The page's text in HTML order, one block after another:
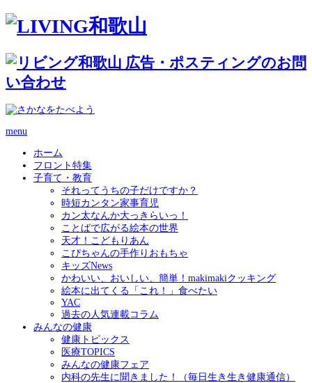
menu
ホーム
フロント特集
子育て・教育
それってうちの子だけですか？
時短カンタン家事育児
カン太なんか大っきらいっ！
ことばで広がる絵本の世界
天才！こどもりあん
こぴちゃんの手作りおもちゃ
キッズNews
かわいい、おいしい、簡単！makimakiクッキング
絵本に出てくる「これ！」食べたい
YAC
過去の人気連載コラム
みんなの健康
健康トピックス
医療TOPICS
みんなの健康フェア
内科の先生に聞きました！（毎日生き生き健康通信）